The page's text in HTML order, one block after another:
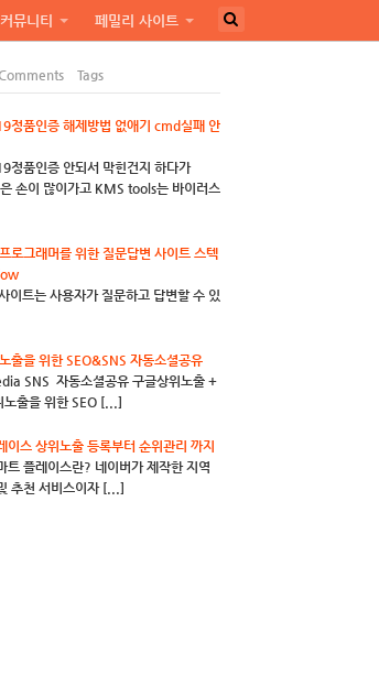
커뮤니티 페밀리 사이트
Comments Tags
정품인증 해제방법 없애기 cmd실패 안
정품인증 안되서 막힌건지 하다가
손이 많이가고 KMS tools는 바이러스
로그래머를 위한 질문답변 사이트 스텍
트는 사용자가 질문하고 답변할 수 있
출을 위한 SEO&SNS 자동소셜공유
SNS 자동소셜공유 구글상위노출 +
노출을 위한 SEO [...]
이스 상위노출 등록부터 순위관리 까지
트 플레이스란? 네이버가 제작한 지역
추천 서비스이자 [...]